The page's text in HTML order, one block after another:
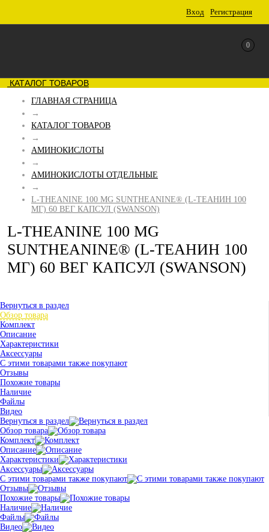
Вход Регистрация
0
КАТАЛОГ ТОВАРОВ
ГЛАВНАЯ СТРАНИЦА
→
КАТАЛОГ ТОВАРОВ
→
АМИНОКИСЛОТЫ
→
АМИНОКИСЛОТЫ ОТДЕЛЬНЫЕ
→
L-THEANINE 100 MG SUNTHEANINE® (L-ТЕАНИН 100
МГ) 60 ВЕГ КАПСУЛ (SWANSON)
L-THEANINE 100 MG
SUNTHEANINE® (L-ТЕАНИН 100
МГ) 60 ВЕГ КАПСУЛ (SWANSON)
Вернуться в раздел
Обзор товара
Комплект
Описание
Характеристики
Аксессуары
С этими товарами также покупают
Отзывы
Похожие товары
Наличие
Файлы
Видео
Вернуться в раздел
Обзор товара
Комплект
Описание
Характеристики
Аксессуары
С этими товарами также покупают
Отзывы
Похожие товары
Наличие
Файлы
Видео